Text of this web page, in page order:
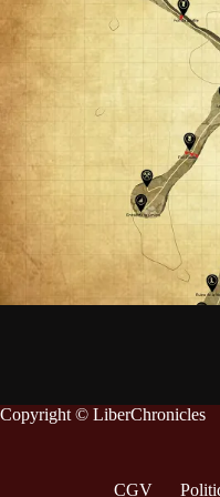
Copyright © LiberChronicles
CGV